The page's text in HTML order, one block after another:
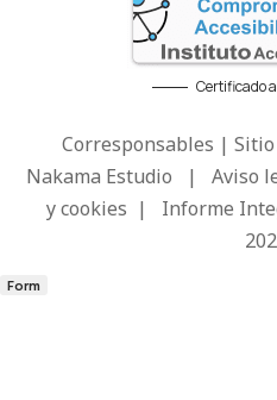
Certificado
Corresponsables |
Nakama Estudio | Aviso
y cookies | Informe
Form